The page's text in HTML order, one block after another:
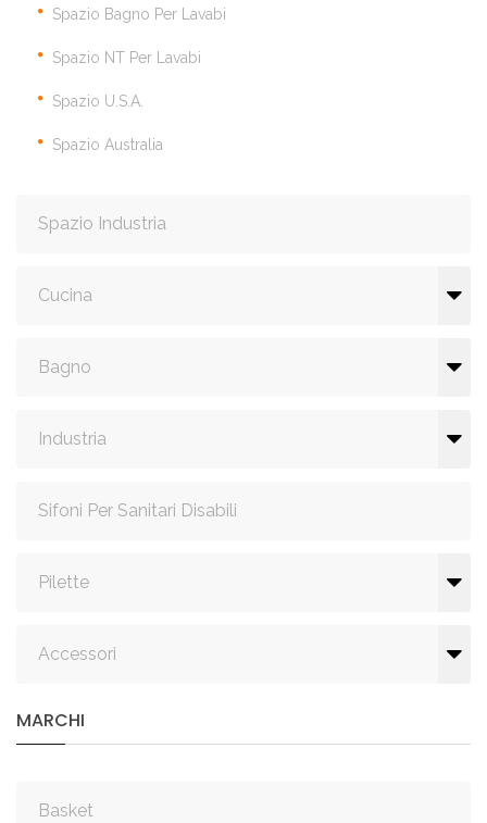
Spazio Bagno Per Lavabi
Spazio NT Per Lavabi
Spazio U.S.A.
Spazio Australia
Spazio Industria
Cucina
Bagno
Industria
Sifoni Per Sanitari Disabili
Pilette
Accessori
MARCHI
Basket